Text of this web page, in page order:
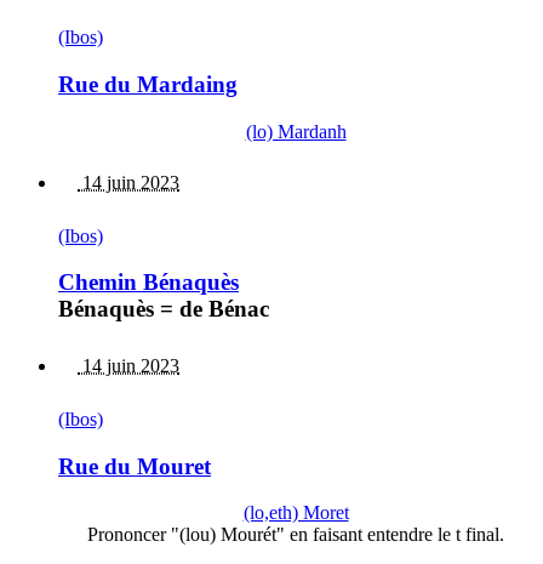
(Ibos)
Rue du Mardaing
(lo) Mardanh
14 juin 2023
(Ibos)
Chemin Bénaquès
Bénaquès = de Bénac
14 juin 2023
(Ibos)
Rue du Mouret
(lo,eth) Moret
Prononcer "(lou) Mourét" en faisant entendre le t final.